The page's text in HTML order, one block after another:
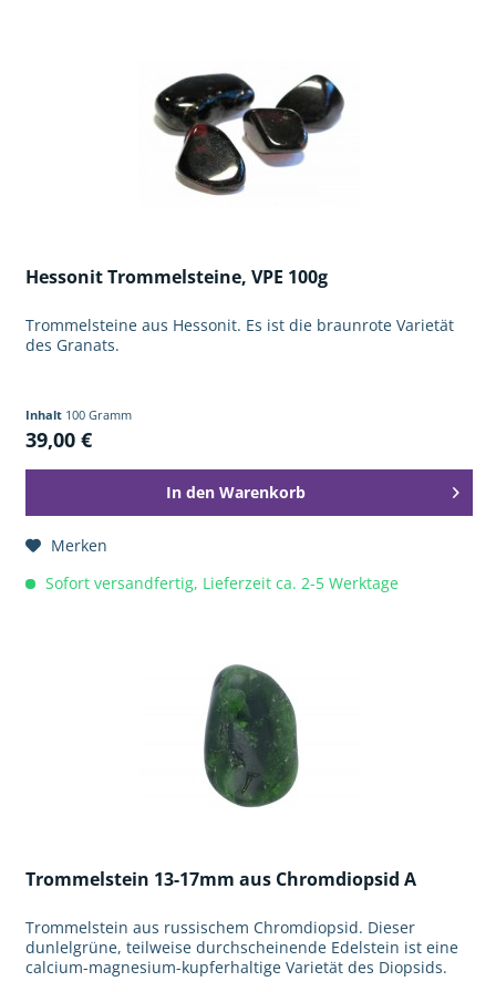
Hessonit Trommelsteine, VPE 100g
Trommelsteine aus Hessonit. Es ist die braunrote Varietät
des Granats.
Inhalt 100 Gramm
39,00 €
In den Warenkorb
Merken
Sofort versandfertig, Lieferzeit ca. 2-5 Werktage
Trommelstein 13-17mm aus Chromdiopsid A
Trommelstein aus russischem Chromdiopsid. Dieser
dunlelgrüne, teilweise durchscheinende Edelstein ist eine
calcium-magnesium-kupferhaltige Varietät des Diopsids.